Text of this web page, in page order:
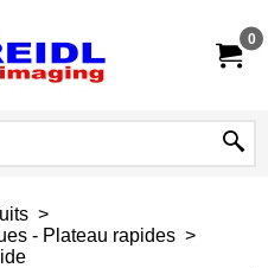
0
>
- Plateau rapides >